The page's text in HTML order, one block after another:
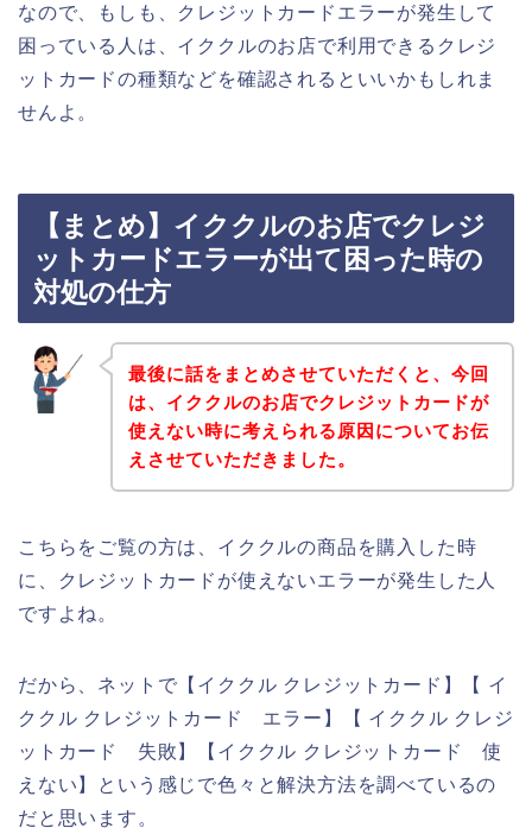
なので、もしも、クレジットカードエラーが発生して
困っている人は、イククルのお店で利用できるクレジ
ットカードの種類などを確認されるといいかもしれま
せんよ。
【まとめ】イククルのお店でクレジ
ットカードエラーが出て困った時の
対処の仕方
最後に話をまとめさせていただくと、今回
は、イククルのお店でクレジットカードが
使えない時に考えられる原因についてお伝
えさせていただきました。
こちらをご覧の方は、イククルの商品を購入した時
に、クレジットカードが使えないエラーが発生した人
ですよね。
だから、ネットで【イククル クレジットカード】【 イ
ククル クレジットカード エラー】【 イククル クレジ
ットカード 失敗】【イククル クレジットカード 使
えない】という感じで色々と解決方法を調べているの
だと思います。